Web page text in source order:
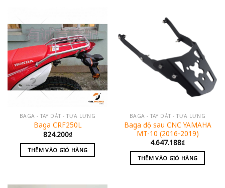
BAGA - TAY DẮT - TỰA LƯNG
Baga CRF250L
824.200₫
THÊM VÀO GIỎ HÀNG
BAGA - TAY DẮT - TỰA LƯNG
Baga độ sau CNC YAMAHA
MT-10 (2016-2019)
4.647.188₫
THÊM VÀO GIỎ HÀNG